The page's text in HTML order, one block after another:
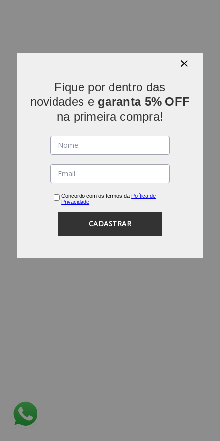
Fique por dentro das
novidades e garanta 5% OFF
na primeira compra!
Concordo com os termos da Política de
Privacidade
CADASTRAR